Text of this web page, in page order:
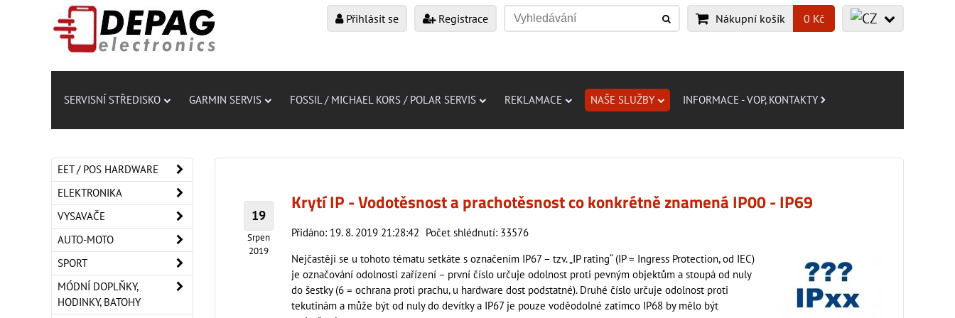
Přihlásit se Registrace Nákupní košík 0 Kč
SERVISNÍ STŘEDISKO GARMIN SERVIS FOSSIL / MICHAEL KORS / POLAR SERVIS REKLAMACE NAŠE SLUŽBY INFORMACE - VOP, KONTAKTY
19
Srpen
2019
Krytí IP - Vodotěsnost a prachotěsnost co konkrétně znamená IP00 - IP69
Přidáno: 19. 8. 2019 21:28:42 Počet shlédnutí: 33576
Nejčastěji se u tohoto tématu setkáte s označením IP67 – tzv. „IP rating“ (IP = Ingress Protection, od IEC)
je označování odolnosti zařízení – první číslo určuje odolnost proti pevným objektům a stoupá od nuly
do šestky (6 = ochrana proti prachu, u hardware dost podstatné). Druhé číslo určuje odolnost proti
tekutinám a může být od nuly do devítky a IP67 je pouze voděodolné zatímco IP68 by mělo být
EET / POS HARDWARE
ELEKTRONIKA
VYSAVAČE
AUTO-MOTO
SPORT
MÓDNÍ DOPLŇKY,
HODINKY, BATOHY